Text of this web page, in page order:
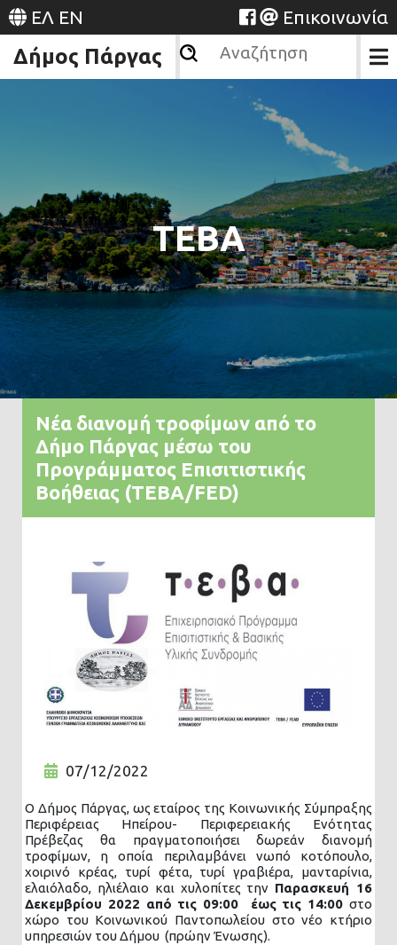
ΕΛ EN Επικοινωνία
Δήμος Πάργας
TEBA
Νέα διανομή τροφίμων από το
Δήμο Πάργας μέσω του
Προγράμματος Επισιτιστικής
Βοήθειας (TEBA/FED)
07/12/2022
Ο Δήμος Πάργας, ως εταίρος της Κοινωνικής Σύμπραξης
Περιφέρειας Ηπείρου- Περιφερειακής Ενότητας
Πρέβεζας θα πραγματοποιήσει δωρεάν διανομή
τροφίμων, η οποία περιλαμβάνει νωπό κοτόπουλο,
χοιρινό κρέας, τυρί φέτα, τυρί γραβιέρα, μανταρίνια,
ελαιόλαδο, ηλιέλαιο και χυλοπίτες την Παρασκευή 16
Δεκεμβρίου 2022 από τις 09:00 έως τις 14:00 στο
χώρο του Κοινωνικού Παντοπωλείου στο νέο κτήριο
υπηρεσιών του Δήμου (πρώην Ένωσης).